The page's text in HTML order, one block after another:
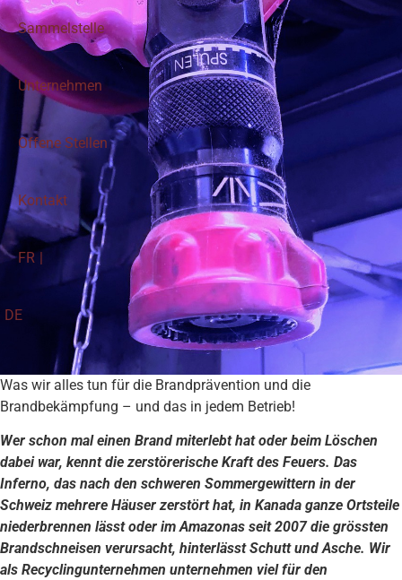
Sammelstelle
Unternehmen
Offene Stellen
Kontakt
FR
DE
Was wir alles tun für die Brandprävention und die
Brandbekämpfung – und das in jedem Betrieb!
Wer schon mal einen Brand miterlebt hat oder beim Löschen
dabei war, kennt die zerstörerische Kraft des Feuers. Das
Inferno, das nach den schweren Sommergewittern in der
Schweiz mehrere Häuser zerstört hat, in Kanada ganze Ortsteile
niederbrennen lässt oder im Amazonas seit 2007 die grössten
Brandschneisen verursacht, hinterlässt Schutt und Asche. Wir
als Recyclingunternehmen unternehmen viel für den